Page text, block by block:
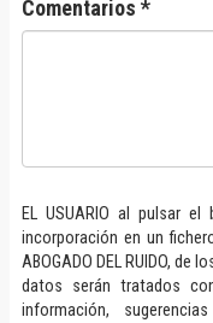
Comentarios *
EL USUARIO al pulsar
incorporación en un
ABOGADO DEL RUIDO,
datos serán tratados
información,